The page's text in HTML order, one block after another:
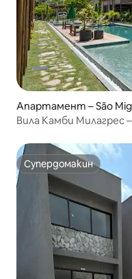
Апартамент – São
Вила Камби Милагрес
Супердомакин
Супердомакин